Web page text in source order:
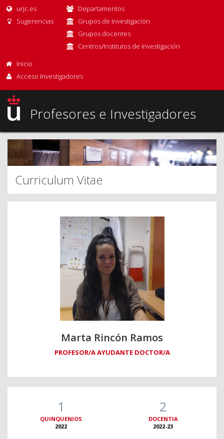
urjc.es
Sugerencias
Departamentos
Grupos de investigación
Grupos docentes
Centros/Institutos de Investigación
Inicio
Acceso Investigadores
Profesores e Investigadores
Curriculum Vitae
Marta Rincón Ramos
PROFESOR/A AYUDANTE DOCTOR/A
1
QUINQUENIOS
2022
2
DOCENTIA
2022-23